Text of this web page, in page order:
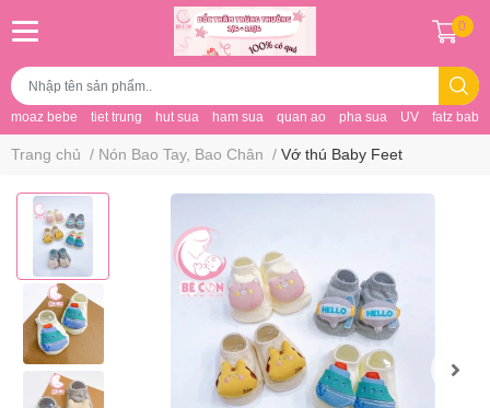
moaz bebe tiet trung hut sua ham sua quan ao pha sua UV fatz baby
0
Trang chủ / Nón Bao Tay, Bao Chân / Vớ thú Baby Feet